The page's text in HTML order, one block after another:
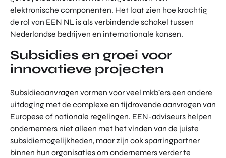
elektronische componenten. Het laat zien hoe krachtig
de rol van EEN NL is als verbindende schakel tussen
Nederlandse bedrijven en internationale kansen.
Subsidies en groei voor
innovatieve projecten
Subsidieaanvragen vormen voor veel mkb’ers een andere
uitdaging met de complexe en tijdrovende aanvragen van
Europese of nationale regelingen. EEN-adviseurs helpen
ondernemers niet alleen met het vinden van de juiste
subsidiemogelijkheden, maar zijn ook sparringpartner
binnen hun organisaties om ondernemers verder te